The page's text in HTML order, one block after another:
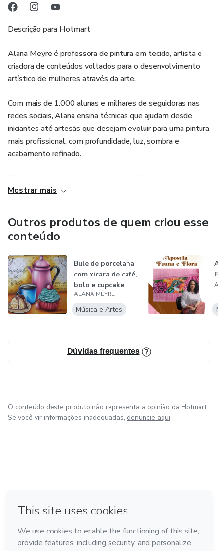
Descrição para Hotmart
Alana Meyre é professora de pintura em tecido, artista e
criadora de conteúdos voltados para o desenvolvimento
artístico de mulheres através da arte.
Com mais de 1.000 alunas e milhares de seguidoras nas
redes sociais, Alana ensina técnicas que ajudam desde
iniciantes até artesãs que desejam evoluir para uma pintura
mais profissional, com profundidade, luz, sombra e
acabamento refinado.
pensado especialmente para mulheres que desejam
até transformar a pintura em uma fonte de renda.
Através de seus cursos, aulas e comunidade de alunas,
Alana acredita que a arte também é um caminho de
equilíbrio, criatividade e transformação pessoal.
Mostrar mais
Outros produtos de quem criou esse
conteúdo
Bule de porcelana
com xicara de café,
bolo e cupcake
ALANA MEYRE
Música e Artes
Dúvidas frequentes
O conteúdo deste produto não representa a opinião da Hotmart.
Se você vir informações inadequadas, denuncie aqui
Feito com ❤ em Bogotá